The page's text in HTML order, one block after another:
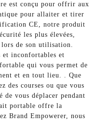
est conçu pour offrir aux
pour allaiter et tirer
CE, notre produit
les plus élevées,
de son utilisation.
et inconfortables et
qui vous permet de
et en tout lieu. . Que
des courses ou que vous
vous déplacer pendant
portable offre la
Brand Empowerer, nous